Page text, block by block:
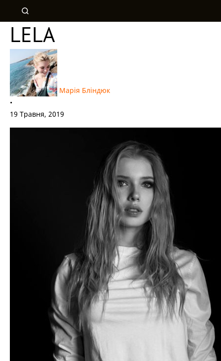
LELA
Марія Бліндюк
•
19 Травня, 2019